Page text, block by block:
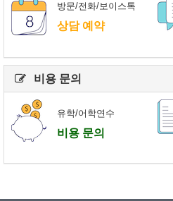
방문/전화/보이스톡
상담 예약
비용 문의
유학/어학연수
비용 문의